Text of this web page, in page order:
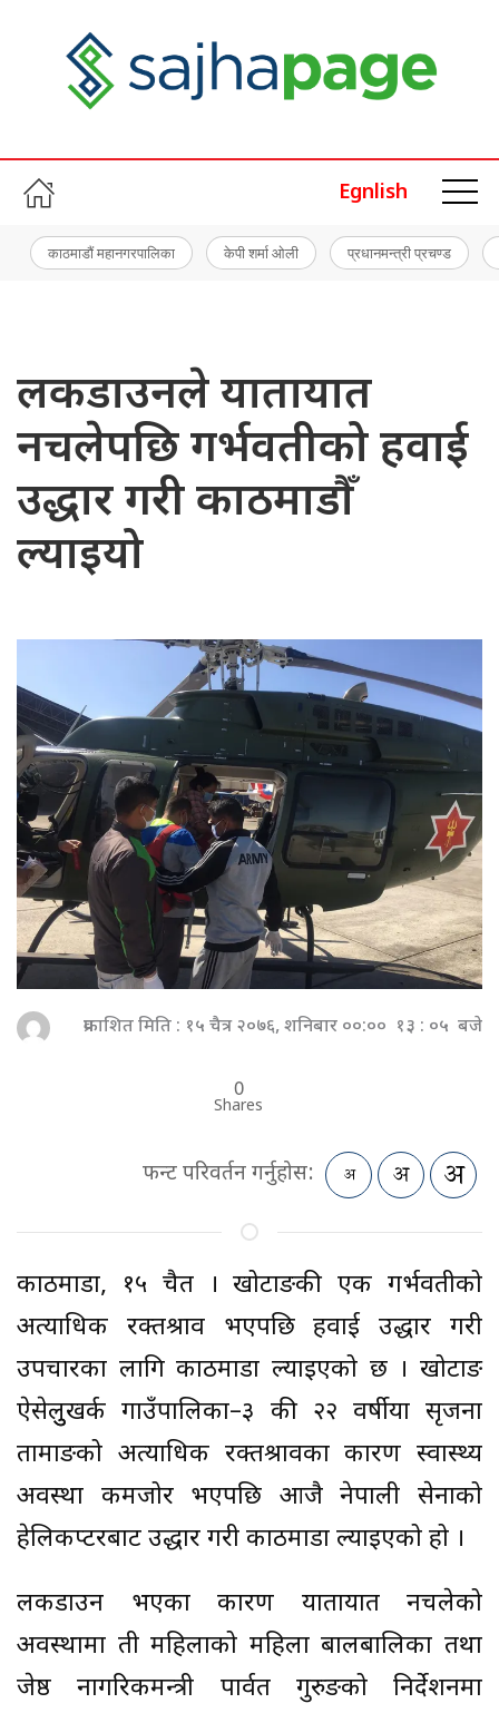
Egnlish
काठमाडौं महानगरपालिका केपी शर्मा ओली प्रधानमन्त्री प्रचण्ड
लकडाउनले यातायात
नचलेपछि गर्भवतीको हवाई
उद्धार गरी काठमाडौँ
ल्याइयो
प्रकाशित मिति : १५ चैत्र २०७६, शनिबार ००:०० १३ : ०५ बजे
0
Shares
फन्ट परिवर्तन गर्नुहोस:
काठमाडौँ, १५ चैत । खोटाङकी एक गर्भवतीको
अत्याधिक रक्तश्राव भएपछि हवाई उद्धार गरी
उपचारका लागि काठमाडौँ ल्याइएको छ । खोटाङ
ऐसेलुुखर्क गाउँपालिका–३ की २२ वर्षीया सृजना
तामाङको अत्याधिक रक्तश्रावका कारण स्वास्थ्य
अवस्था कमजोर भएपछि आजै नेपाली सेनाको
हेलिकप्टरबाट उद्धार गरी काठमाडौँ ल्याइएको हो ।
लकडाउन भएका कारण यातायात नचलेको
अवस्थामा ती महिलाको महिला बालबालिका तथा
जेष्ठ नागरिकमन्त्री पार्वत गुरुङको निर्देशनमा